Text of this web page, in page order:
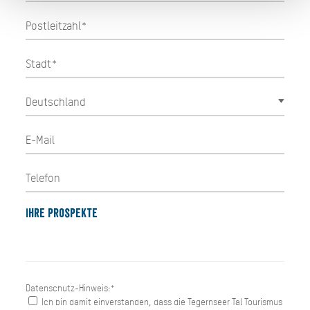
Ihre Prospekte
Datenschutz-Hinweis:*
Ich bin damit einverstanden, dass die Tegernseer Tal Tourismus